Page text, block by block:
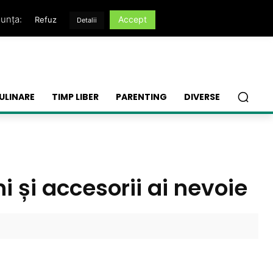
TIMP LIBER PARENTING DIVERSE
și accesorii ai nevoie
Refuz Detalii Accept